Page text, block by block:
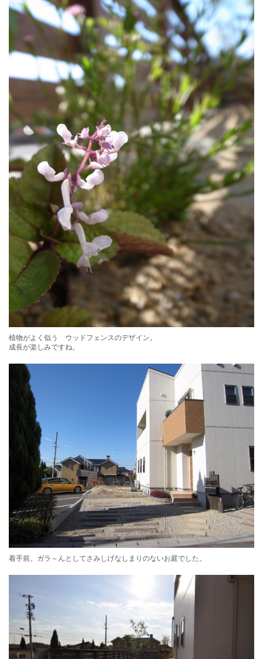
植物がよく似う ウッドフェンスのデザイン。
成長が楽しみですね。
着手前。ガラ～んとしてさみしげなしまりのないお庭でした。